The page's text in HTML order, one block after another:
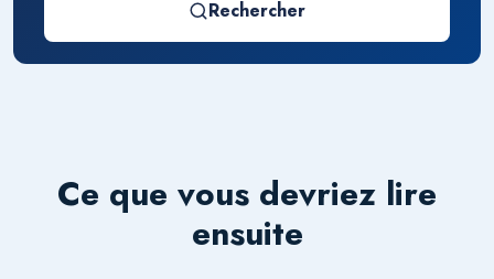
Rechercher
Ce que vous devriez lire
ensuite